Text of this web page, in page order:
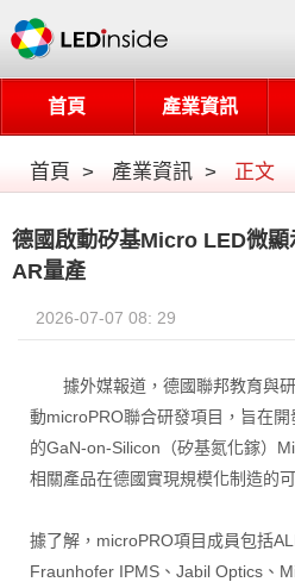
產業資訊
首頁
首頁 > 產業資訊 > 正文
德國啟動矽基Micro LED微
AR量產
2026-07-07 08: 29
據外媒報道，德國聯邦教育與
動microPRO聯合研發項目，旨在
的GaN-on-Silicon（矽基氮化鎵）
相關產品在德國實現規模化制造的
據了解，microPRO項目成員包括
Fraunhofer IPMS、Jabil Optics、